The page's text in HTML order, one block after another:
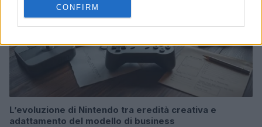
CONFIRM
L’evoluzione di Nintendo tra eredità creativa e
adattamento del modello di business